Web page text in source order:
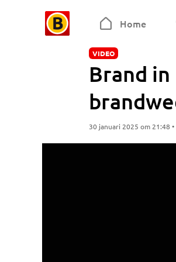
Home
VIDEO
Brand
30 januari 2025 om 21:48